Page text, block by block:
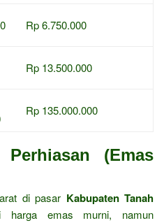
Rp 6.750.000
Rp 13.500.000
Rp 135.000.000
(Emas
di pasar Kabupaten Tanah
harga emas murni, namun